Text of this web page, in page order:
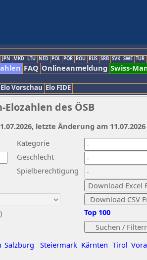
JPN MKD LTU NED POL POR ROU RUS SRB SVK SWE TUR
FAQ Onlineanmeldung Swiss-
Elo Vorschau Elo FIDE
des ÖSB
Kategorie
Geschlecht
Spielberechtigung
Salzburg Steiermark Kärnten Tirol
Top 100
letzte Änderung am